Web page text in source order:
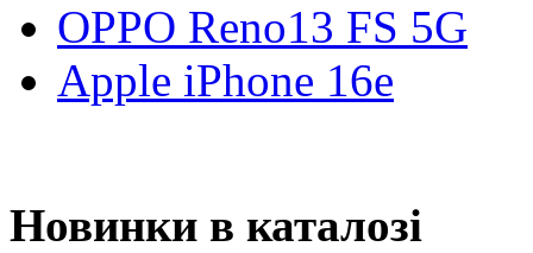
OPPO Reno13 FS 5G
Apple iPhone 16e
Новинки в каталозі